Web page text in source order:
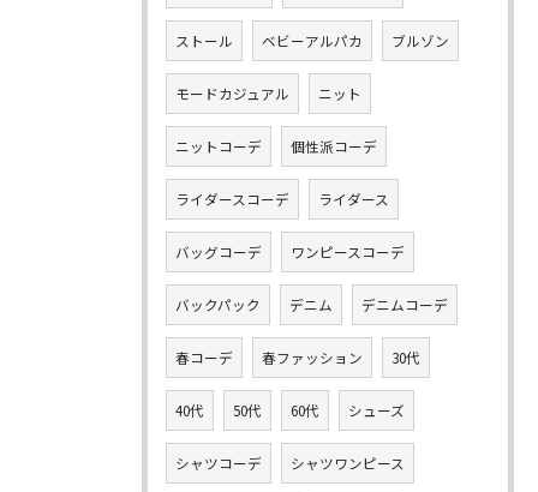
ストール ベビーアルパカ ブルゾン
モードカジュアル ニット
ニットコーデ 個性派コーデ
ライダースコーデ ライダース
バッグコーデ ワンピースコーデ
バックパック デニム デニムコーデ
春コーデ 春ファッション 30代
40代 50代 60代 シューズ
シャツコーデ シャツワンピース